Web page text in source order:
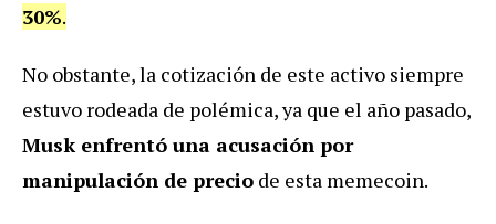
30%.
No obstante, la cotización de este activo siempre
estuvo rodeada de polémica, ya que el año pasado,
Musk enfrentó una acusación por
manipulación de precio de esta memecoin.